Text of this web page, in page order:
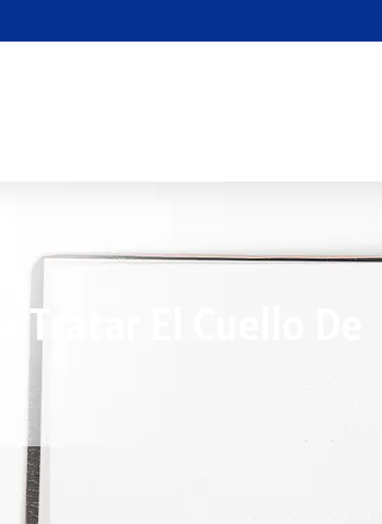
Tratar El Cuello De